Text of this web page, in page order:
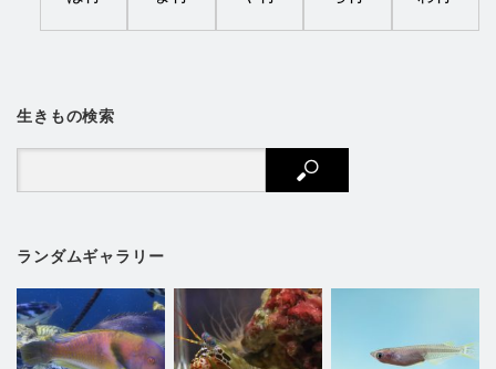
生きもの検索
ランダムギャラリー